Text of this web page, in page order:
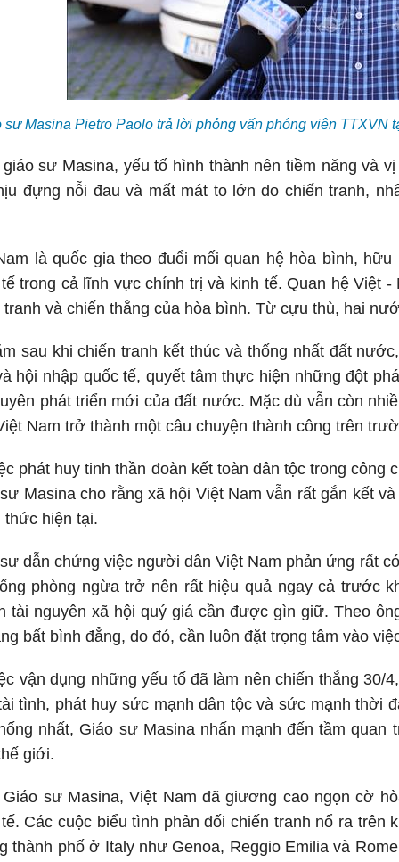
sư Masina Pietro Paolo trả lời phỏng vấn phóng viên TTXVN
sư Masina, yếu tố hình thành nên tiềm năng và
đựng nỗi đau và mất mát to lớn do chiến tranh,
là quốc gia theo đuổi mối quan hệ hòa bình,
trong cả lĩnh vực chính trị và kinh tế. Quan hệ Việt
tranh và chiến thắng của hòa bình. Từ cựu thù, hai
sau khi chiến tranh kết thúc và thống nhất đất
hội nhập quốc tế, quyết tâm thực hiện những đột
phát triển mới của đất nước. Mặc dù vẫn còn
Nam trở thành một câu chuyện thành công trên
phát huy tinh thần đoàn kết toàn dân tộc trong
Masina cho rằng xã hội Việt Nam vẫn rất gắn kết
thức hiện tại.
dẫn chứng việc người dân Việt Nam phản ứng rất
phòng ngừa trở nên rất hiệu quả ngay cả trước
tài nguyên xã hội quý giá cần được gìn giữ. Theo
bất bình đẳng, do đó, cần luôn đặt trọng tâm vào
vận dụng những yếu tố đã làm nên chiến thắng
tình, phát huy sức mạnh dân tộc và sức mạnh thời
nhất, Giáo sư Masina nhấn mạnh đến tầm
giới.
Giáo sư Masina, Việt Nam đã giương cao ngọn cờ
Các cuộc biểu tình phản đối chiến tranh nổ ra
thành phố ở Italy như Genoa, Reggio Emilia và